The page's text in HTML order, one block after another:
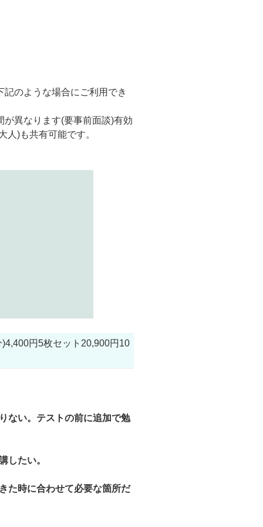
のような場合にご利用でき
異なります(要事前面談)有効
)も共有可能です。
円5枚セット20,900円10
ない。テストの前に追加で勉
したい。
た時に合わせて必要な箇所だ